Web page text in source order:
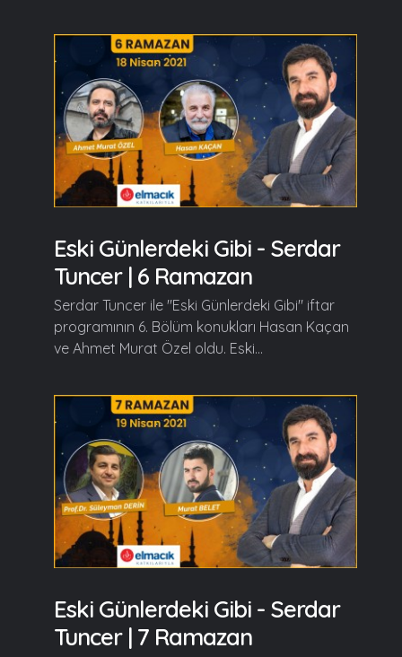
Eski Günlerdeki Gibi - Serdar
Tuncer | 6 Ramazan
Serdar Tuncer ile "Eski Günlerdeki Gibi" iftar
programının 6. Bölüm konukları Hasan Kaçan
ve Ahmet Murat Özel oldu. Eski...
Eski Günlerdeki Gibi - Serdar
Tuncer | 7 Ramazan